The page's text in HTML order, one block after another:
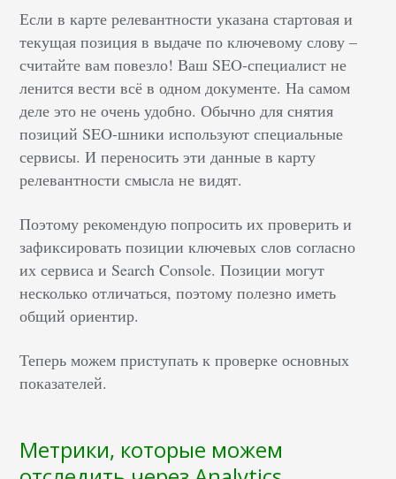
Если в карте релевантности указана стартовая и
текущая позиция в выдаче по ключевому слову –
считайте вам повезло! Ваш SEO-специалист не
ленится вести всё в одном документе. На самом
деле это не очень удобно. Обычно для снятия
позиций SEO-шники используют специальные
сервисы. И переносить эти данные в карту
релевантности смысла не видят.
Поэтому рекомендую попросить их проверить и
зафиксировать позиции ключевых слов согласно
их сервиса и Search Console. Позиции могут
несколько отличаться, поэтому полезно иметь
общий ориентир.
Теперь можем приступать к проверке основных
показателей.
Метрики, которые можем